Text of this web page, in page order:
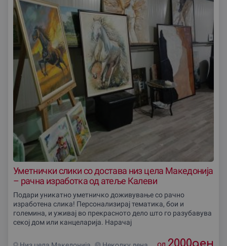
Уметнички слики со достава низ цела Македониjа
– рачна изработка од атеље Калеви
Подари уникатно уметничко доживување со рачно
изработена слика! Персонализирај тематика, бои и
големина, и уживај во прекрасното дело што го разубавува
секој дом или канцеларија. Нарачај
од 2000ден